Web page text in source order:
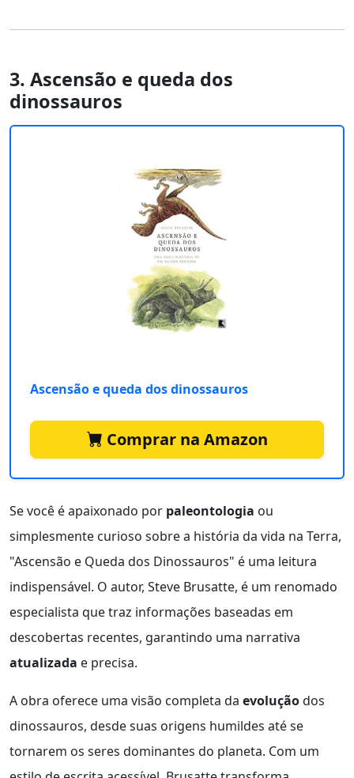
3. Ascensão e queda dos
dinossauros
Ascensão e queda dos dinossauros
Comprar na Amazon
Se você é apaixonado por paleontologia ou
simplesmente curioso sobre a história da vida na Terra,
"Ascensão e Queda dos Dinossauros" é uma leitura
indispensável. O autor, Steve Brusatte, é um renomado
especialista que traz informações baseadas em
descobertas recentes, garantindo uma narrativa
atualizada e precisa.
A obra oferece uma visão completa da evoluçãodos
dinossauros, desde suas origens humildes até se
tornarem os seres dominantes do planeta. Com um